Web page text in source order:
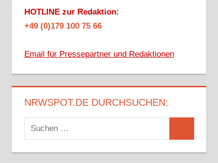
HOTLINE zur Redaktion:
+49 (0)179 100 75 66
Email für Pressepartner und Redaktionen
NRWSPOT.DE DURCHSUCHEN:
Suchen
nach: